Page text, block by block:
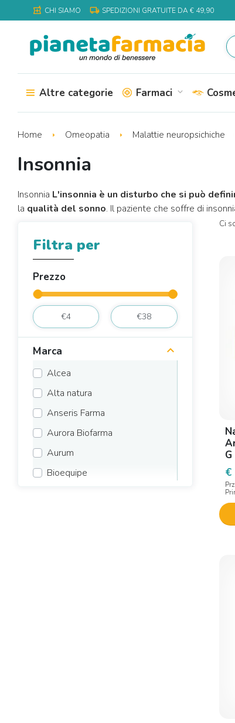
local_pharmacy CHI SIAMO local_shipping SPEDIZIONI GRATUITE DA € 49,90
Altre categorie Farmaci expand_more
Home Omeopatia Malattie neuropsichiche
Insonnia
Insonnia L'insonnia è un disturbo che si può
la qualità del sonno. Il paziente che soffre di
Filtra per
Prezzo
Marca
Alcea
Alta natura
Anseris Farma
Aurora Biofarma
Aurum
Bioequipe
Ci
G
€